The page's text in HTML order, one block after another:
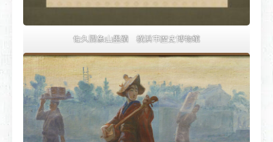
佐久間象山墨蹟 横浜市歴史博物館